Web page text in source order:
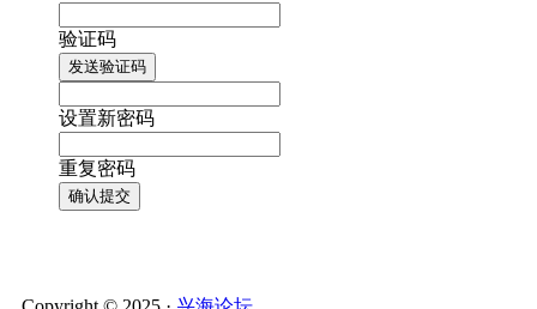
验证码
发送验证码
设置新密码
重复密码
确认提交